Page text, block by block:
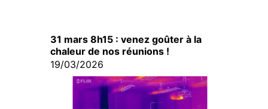
31 mars 8h15 : venez goûter à la
chaleur de nos réunions !
19/03/2026